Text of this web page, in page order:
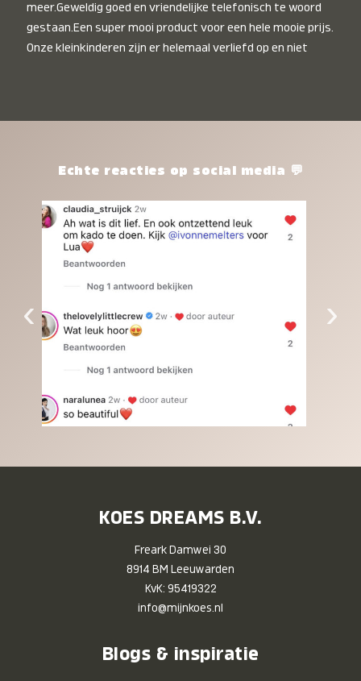
meer.Geweldig goed en vriendelijke telefonisch te woord
gestaan.Een super mooi product voor een hele mooie prijs.
Onze kleinkinderen zijn er helemaal verliefd op en niet
het waard.Echte reacties op social media 💬
‹ ›
KOES DREAMS B.V.
Freark Damwei 30
8914 BM Leeuwarden
KvK: 95419322
info@mijnkoes.nl
Blogs & inspiratie